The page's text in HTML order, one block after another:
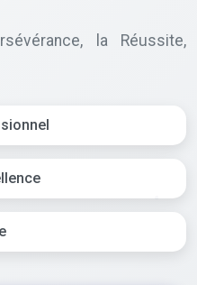
la Réussite,